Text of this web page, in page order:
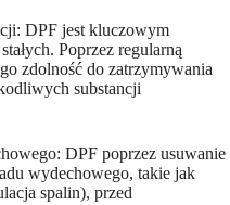
DPF jest kluczowym
Poprzez regularną
zdolność do zatrzymywania
substancji
DPF poprzez usuwanie
wydechowego, takie jak
spalin), przed